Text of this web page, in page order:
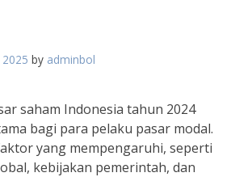
2025 by adminbol
saham Indonesia tahun 2024
bagi para pelaku pasar modal.
yang mempengaruhi, seperti
kebijakan pemerintah, dan